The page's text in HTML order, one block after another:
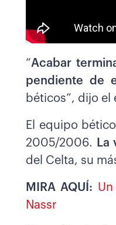
“Acabar
pendiente de
béticos”, dijo el
El equipo
2005/2006.
La
del Celta, su
MIRA AQUÍ:
Nassr